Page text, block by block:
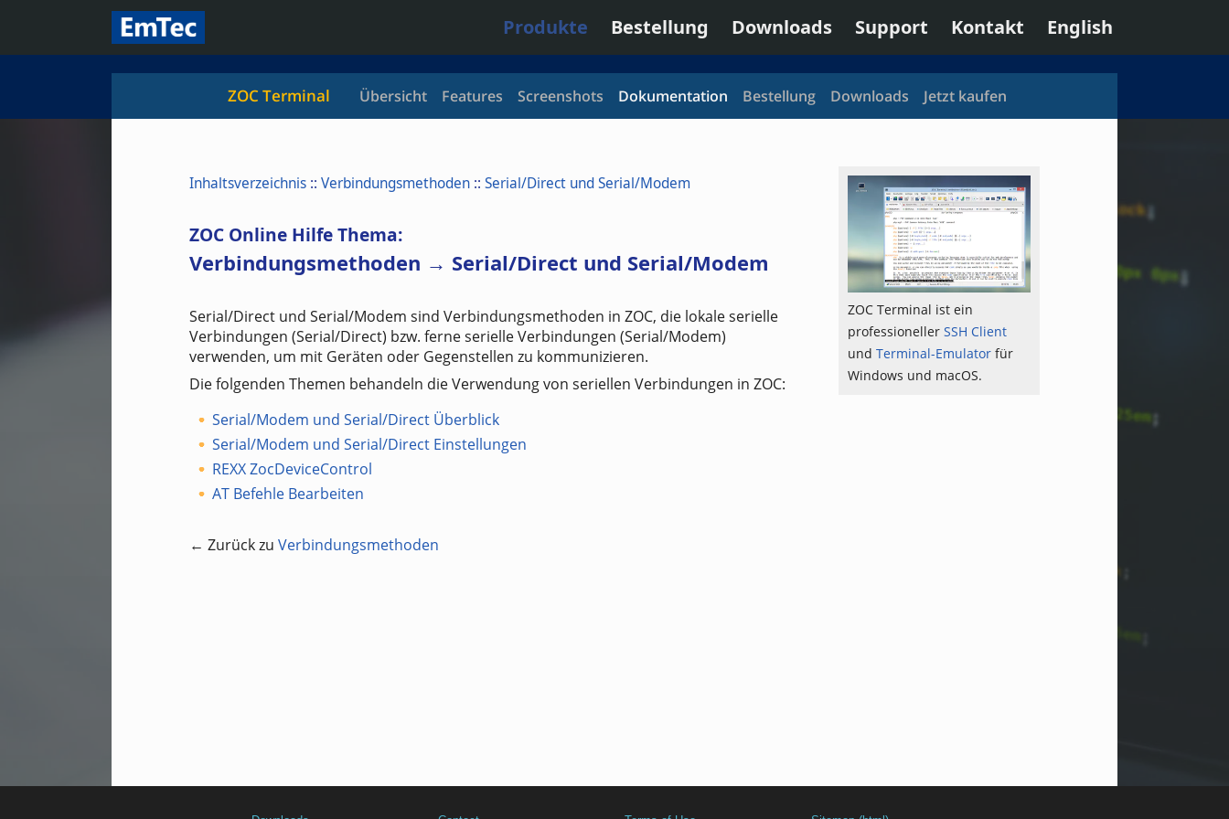
Produkte Bestellung Downloads Support Kontakt English
ZOC Terminal Übersicht Features Screenshots Dokumentation Bestellung Downloads Jetzt kaufen
ZOC Terminal ist ein
professioneller SSH Client
und Terminal-Emulator für
Windows und macOS.
Inhaltsverzeichnis :: Verbindungsmethoden :: Serial/Direct und Serial/Modem
ZOC Online Hilfe Thema:
Verbindungsmethoden → Serial/Direct und Serial/Modem
Serial/Direct und Serial/Modem sind Verbindungsmethoden in ZOC, die lokale serielle
Verbindungen (Serial/Direct) bzw. ferne serielle Verbindungen (Serial/Modem)
verwenden, um mit Geräten oder Gegenstellen zu kommunizieren.
Die folgenden Themen behandeln die Verwendung von seriellen Verbindungen in ZOC:
Serial/Modem und Serial/Direct Überblick
Serial/Modem und Serial/Direct Einstellungen
REXX ZocDeviceControl
AT Befehle Bearbeiten
← Zurück zu Verbindungsmethoden